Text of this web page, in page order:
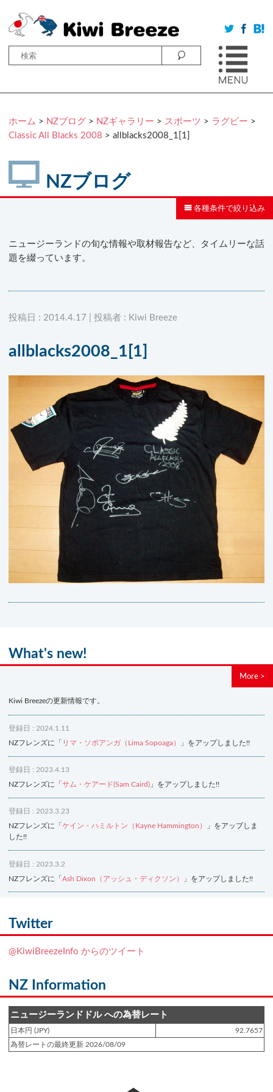
ホーム > NZブログ > NZギャラリー > スポーツ > ラグビー >
Classic All Blacks 2008 > allblacks2008_1[1]
NZブログ
各種条件で絞り込み
ニュージーランドの旬な情報や取材報告など、タイムリーな話
題を綴っています。
投稿日 : 2014.4.17 | 投稿者 : Kiwi Breeze
allblacks2008_1[1]
What's new!
More >
Kiwi Breezeの更新情報です。
登録日 : 2024.1.11
NZフレンズに「 リマ・ソポアンガ（Lima Sopoaga） 」をアップしました!!
登録日 : 2023.4.13
NZフレンズに「 サム・ケアード(Sam Caird) 」をアップしました!!
登録日 : 2023.3.23
NZフレンズに「 ケイン・ハミルトン（Kayne Hammington）
」をアップしま
した!!
登録日 : 2023.3.2
NZフレンズに「 Ash Dixon（アッシュ・ディクソン） 」をアップしました!!
NZフレンズに「
登録日 : 2019.4.10
登録日 : 2019.2.28
NZクッキングに「ニュージーランド産キウイの酢の物
登録日 : 2019.2.4
Twitter
@KiwiBreezeInfo からのツイート
NZ Information
ニュージーランドドル への為替レート
日本円 (JPY)
92.7657
為替レートの最終更新 2026/08/09